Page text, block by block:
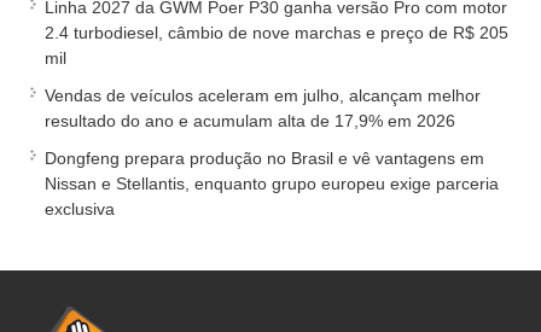
Linha 2027 da GWM Poer P30 ganha versão Pro com motor
2.4 turbodiesel, câmbio de nove marchas e preço de R$ 205
mil
Vendas de veículos aceleram em julho, alcançam melhor
resultado do ano e acumulam alta de 17,9% em 2026
Dongfeng prepara produção no Brasil e vê vantagens em
Nissan e Stellantis, enquanto grupo europeu exige parceria
exclusiva